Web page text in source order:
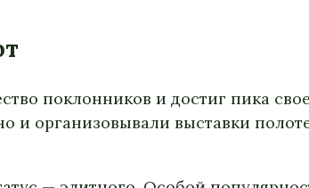
поклонников и достиг пика
и организовывали выставки